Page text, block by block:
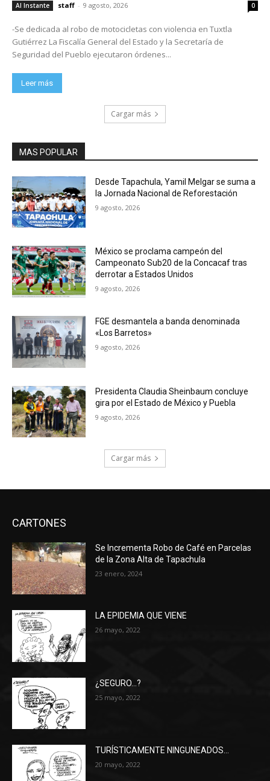
Al Instante staff - 9 agosto, 2026 0
-Se dedicada al robo de motocicletas con violencia en Tuxtla
Gutiérrez La Fiscalía General del Estado y la Secretaría de
Seguridad del Pueblo ejecutaron órdenes...
Leer más
Cargar más
MAS POPULAR
Desde Tapachula, Yamil Melgar se suma a
la Jornada Nacional de Reforestación
9 agosto, 2026
México se proclama campeón del
Campeonato Sub20 de la Concacaf tras
derrotar a Estados Unidos
9 agosto, 2026
FGE desmantela a banda denominada
«Los Barretos»
9 agosto, 2026
Presidenta Claudia Sheinbaum concluye
gira por el Estado de México y Puebla
9 agosto, 2026
Cargar más
CARTONES
Se Incrementa Robo de Café en Parcelas
de la Zona Alta de Tapachula
23 enero, 2024
LA EPIDEMIA QUE VIENE
26 mayo, 2022
¿SEGURO…?
25 mayo, 2022
TURÍSTICAMENTE NINGUNEADOS…
20 mayo, 2022